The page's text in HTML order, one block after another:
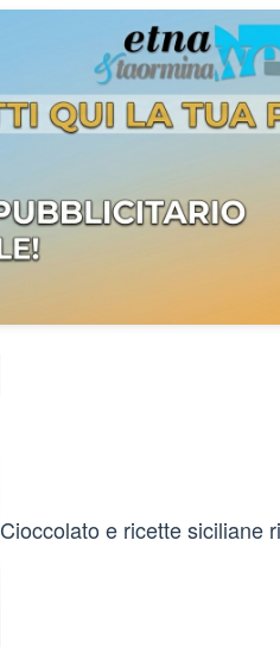
Cioccolato e ricette siciliane